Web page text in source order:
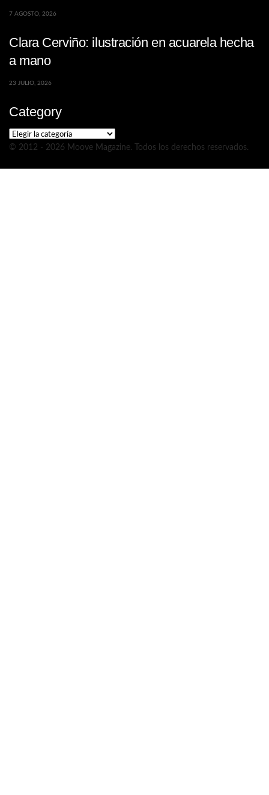
7 AGOSTO, 2026
Clara Cerviño: ilustración en acuarela hecha
a mano
23 JULIO, 2026
Category
Category
© 2012 - 2026 Moove Magazine. Todos los derechos reservados.